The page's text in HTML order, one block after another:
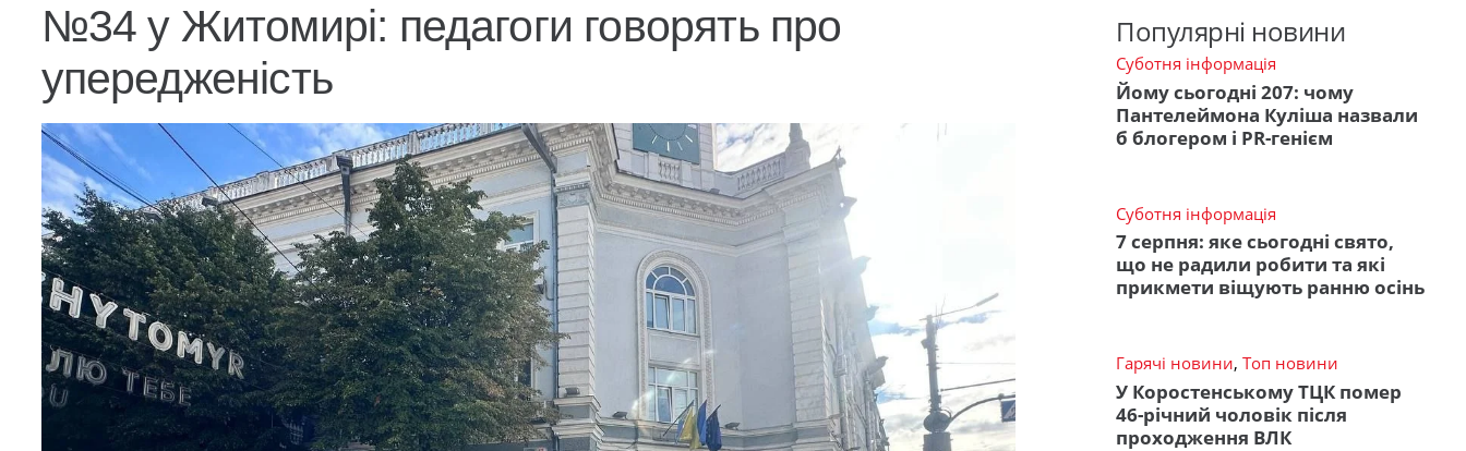
№34 у Житомирі: педагоги говорять про
упередженість
Популярні новини
Суботня інформація
Йому сьогодні 207: чому
Пантелеймона Куліша назвали
б блогером і PR-генієм
Суботня інформація
7 серпня: яке сьогодні свято,
що не радили робити та які
прикмети віщують ранню осінь
Гарячі новини, Топ новини
У Коростенському ТЦК помер
46-річний чоловік після
проходження ВЛК